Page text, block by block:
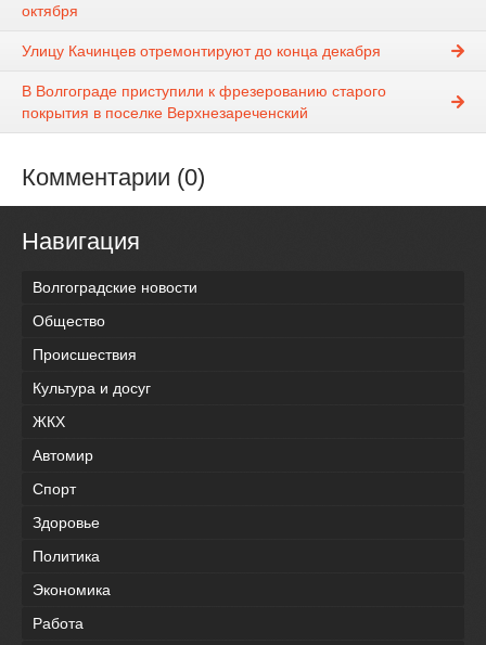
октября
Улицу Качинцев отремонтируют до конца декабря
В Волгограде приступили к фрезерованию старого
покрытия в поселке Верхнезареченский
Комментарии (0)
Навигация
Волгоградские новости
Общество
Происшествия
Культура и досуг
ЖКХ
Автомир
Спорт
Здоровье
Политика
Экономика
Работа